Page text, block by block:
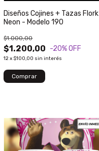
Diseños Cojines + Tazas Flork
Neon - Modelo 190
$1.200,00
$1.000,00
-20% OFF
12x $100,00 sin interés